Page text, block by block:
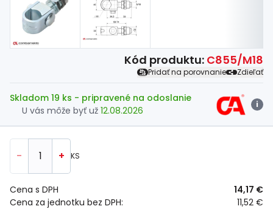
Kód produktu: C855/M18
Pridať na porovnanie Zdieľať
Skladom 19 ks - pripravené na odoslanie
U vás môže byť už 12.08.2026
i
- + KS
Cena za jednotku bez DPH: 11,52 €
Cena s DPH 14,17 €